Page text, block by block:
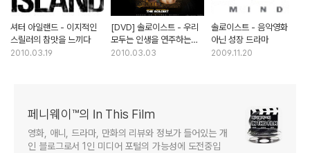
셔터 아일랜드 - 이지적인
스릴러의 참맛을 느끼다
2010.03.19
[DVD] 솔로이스트 - 우리
모두는 인생을 연주하는
솔로이스트다
2010.03.03
솔로이스트 - 음악영화
아닌 성장 드라마
2009.11.20
페니웨이™의 In This Film
영화, 애니, 드라마, 만화의 리뷰와 정보가 들어있는 개
인 블로그로서 1인 미디어 포털의 가능성에 도전중입